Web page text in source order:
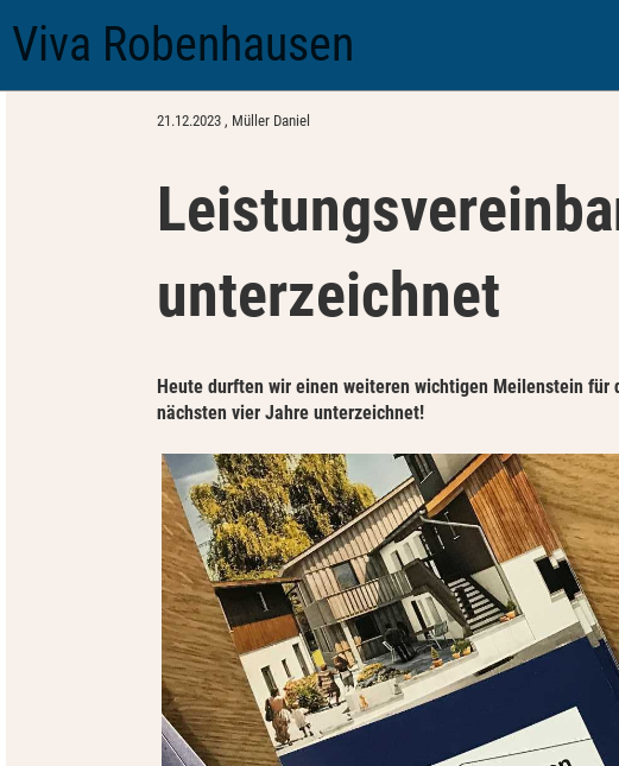
Viva Robenhausen
21.12.2023 , Müller Daniel
unterzeichnet
Heute durften wir einen weiteren wichtigen Meilenstein
nächsten vier Jahre unterzeichnet!